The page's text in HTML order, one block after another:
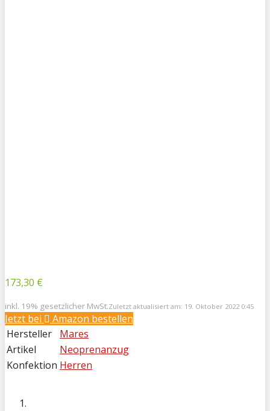
173,30 €
inkl. 19% gesetzlicher MwSt.Zuletzt aktualisiert am: 19. Oktober 2022 0:45
Jetzt bei
Amazon bestellen
Hersteller
Mares
Artikel
Neoprenanzug
Konfektion Herren